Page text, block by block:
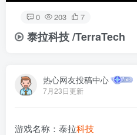
0 203 7
泰拉科技 /TerraTech
热心网友投稿中心
7月23日更新
游戏名称：泰拉科技